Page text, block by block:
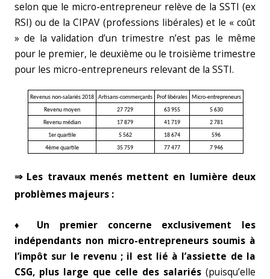
selon que le micro-entrepreneur relève de la SSTI (ex
RSI) ou de la CIPAV (professions libérales) et le « coût
» de la validation d’un trimestre n’est pas le même
pour le premier, le deuxième ou le troisième trimestre
pour les micro-entrepreneurs relevant de la SSTI.
Revenus non-salariés 2018 Artisans-commerçants Prof libérales
Micro-entrepreneurs
Revenu moyen
27 729 63 955
5 630
Revenu médian
17 879 41 719
2 781
1er quartile
5 562 18 674
596
4éme quartile
35 759 77 477 7 946
⇒ Les travaux menés mettent en lumière deux
problèmes majeurs :
♦ Un premier concerne exclusivement les
indépendants non micro-entrepreneurs soumis à
l’impôt sur le revenu ; il est lié à l’assiette de la
CSG, plus large que celle des salariés (puisqu’elle